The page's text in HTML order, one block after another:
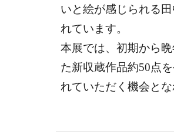
いと絵が感じられる
れています。
本展では、初期から
た新収蔵作品約50点
れていただく機会とな